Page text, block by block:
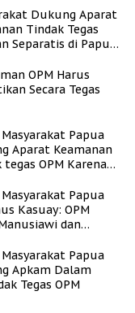
Dukung Aparat
Tindak Tegas
Separatis di Papua
OPM Harus
Secara Tegas
Papua
Aparat Keamanan
tegas OPM Karena
Papua
Kasuay: OPM
dan
Papua
Apkam Dalam
Tegas OPM